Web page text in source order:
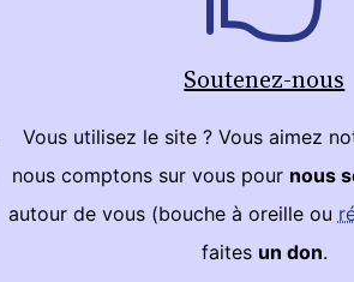
Soutenez-nous
Vous utilisez le site ? Vous aimez
nous comptons sur vous pour nous
autour de vous (bouche à oreille ou
faites un don.